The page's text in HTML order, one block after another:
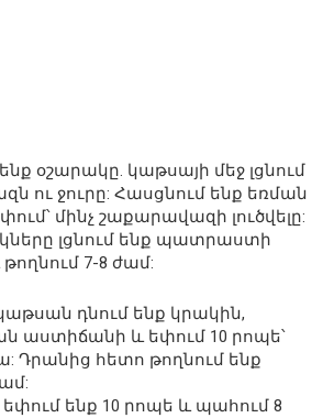
օշարակը. կաթսայի մեջ լցնում
ու ջուրը: Հասցնում ենք եռման
մինչ շաքարավազի լուծվելը:
լցնում ենք պատրաստի
7-8 ժամ:
դնում ենք կրակին,
աստիճանի և եփում 10 րոպե՝
Դրանից հետո թողնում ենք
ենք 10 րոպե և պահում 8